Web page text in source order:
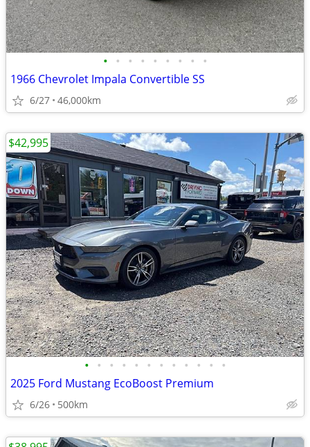
• • • • • • • • •
1966 Chevrolet Impala Convertible SS
6/27 46,000km
• • • • • • • • • • • •
2025 Ford Mustang EcoBoost Premium
6/26 500km
$42,995